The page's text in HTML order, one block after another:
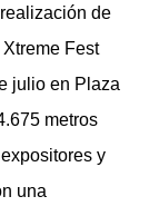
de
Fest
julio en Plaza
metros
y
una